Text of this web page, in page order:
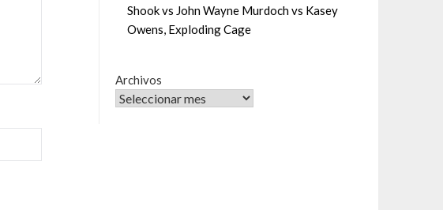
Shook vs John Wayne Murdoch vs Kasey
Owens, Exploding Cage
Archivos